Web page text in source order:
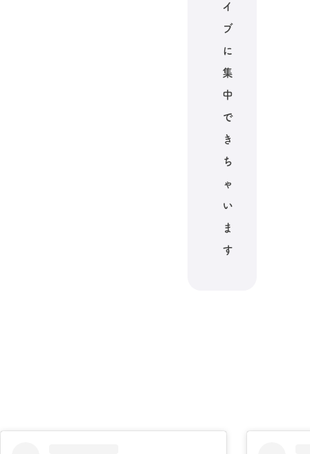
イ
ブ
に
集
中
で
き
ち
ゃ
い
ま
す